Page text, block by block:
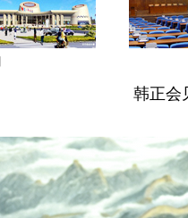
韩正会